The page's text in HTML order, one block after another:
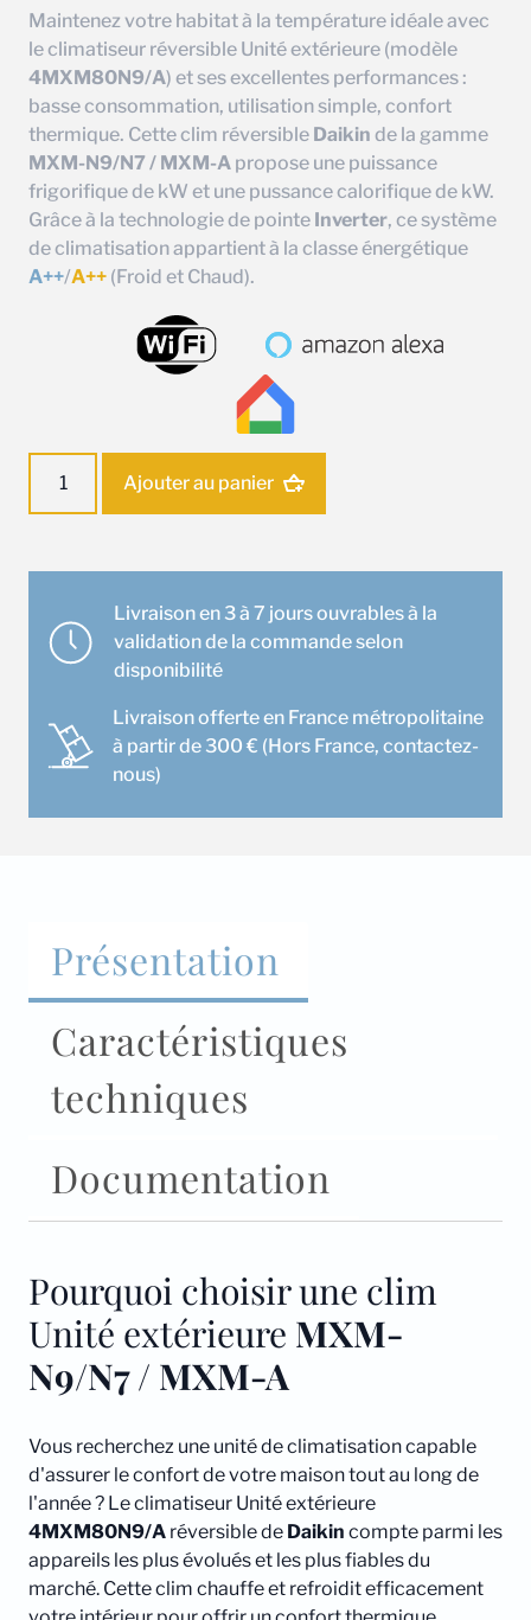
Maintenez votre habitat à la température idéale avec
le climatiseur réversible Unité extérieure (modèle
4MXM80N9/A) et ses excellentes performances :
basse consommation, utilisation simple, confort
thermique. Cette clim réversible Daikin de la gamme
MXM-N9/N7 / MXM-A propose une puissance
frigorifique de kW et une pussance calorifique de kW.
Grâce à la technologie de pointe Inverter, ce système
de climatisation appartient à la classe énergétique
A++/A++ (Froid et Chaud).
Unité
Daikin
4MXM80N9/A
Ajouter au panier
Livraison en 3 à 7 jours ouvrables à la
validation de la commande selon
disponibilité
Livraison offerte en France métropolitaine
à partir de 300 € (Hors France, contactez-
nous)
Présentation
Caractéristiques
techniques
Documentation
Pourquoi choisir une clim
Unité extérieure MXM-
N9/N7 / MXM-A
Vous recherchez une unité de climatisation capable
d'assurer le confort de votre maison tout au long de
l'année ? Le climatiseur Unité extérieure
4MXM80N9/A réversible de Daikin compte parmi les
appareils les plus évolués et les plus fiables du
marché. Cette clim chauffe et refroidit efficacement